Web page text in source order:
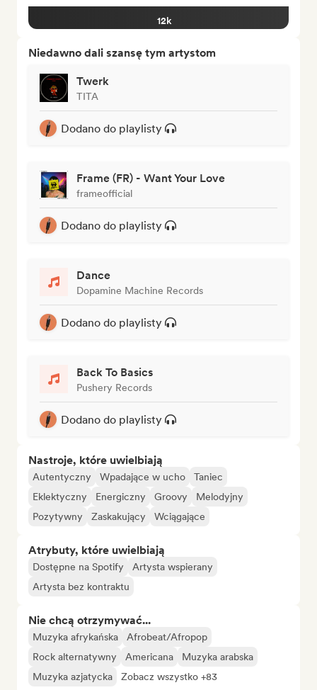
12k
Niedawno dali szansę tym artystom
Twerk
TITA
Dodano do playlisty
Frame (FR) - Want Your Love
frameofficial
Dodano do playlisty
Dance
Dopamine Machine Records
Dodano do playlisty
Back To Basics
Pushery Records
Dodano do playlisty
Nastroje, które uwielbiają
Autentyczny Wpadające w ucho
Taniec
Eklektyczny
Energiczny Groovy
Melodyjny
Pozytywny
Zaskakujący Wciągające
Atrybuty, które uwielbiają
Dostępne na Spotify
Artysta wspierany
Artysta bez kontraktu
Nie chcą otrzymywać...
Muzyka afrykańska
Afrobeat/Afropop
Rock alternatywny
Americana
Muzyka arabska
Muzyka azjatycka
Zobacz wszystko +83